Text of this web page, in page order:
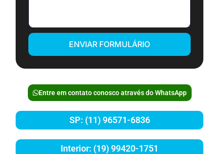
ENVIAR FORMULÁRIO
Entre em contato conosco através do WhatsApp
SP: (11) 96571-6836
Interior: (19) 99420-1751